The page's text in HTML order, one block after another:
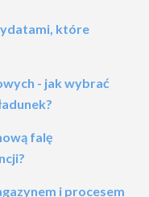
które
- jak wybrać
falę
i procesem